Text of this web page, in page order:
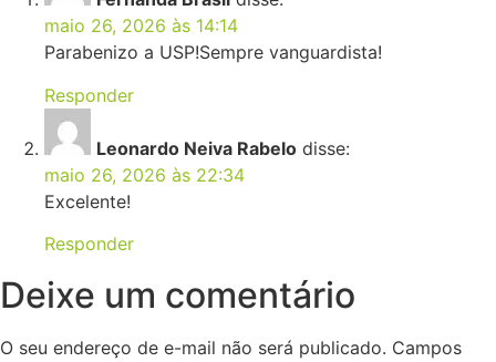
maio 26, 2026 às 14:14
Parabenizo a USP!Sempre vanguardista!
Responder
Leonardo Neiva Rabelo disse:
maio 26, 2026 às 22:34
Excelente!
Responder
Deixe um comentário
O seu endereço de e-mail não será publicado. Campos